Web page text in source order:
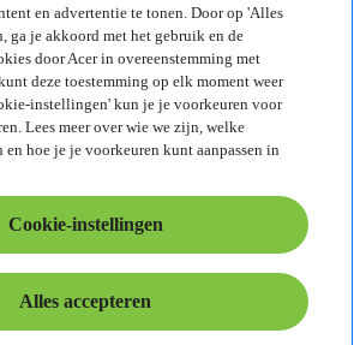
en advertentie te tonen. Door op 'Alles
ga je akkoord met het gebruik en de
door Acer in overeenstemming met
deze toestemming op elk moment weer
instellingen' kun je je voorkeuren voor
Lees meer over wie we zijn, welke
en hoe je je voorkeuren kunt aanpassen in
Cookie-instellingen
Alles accepteren